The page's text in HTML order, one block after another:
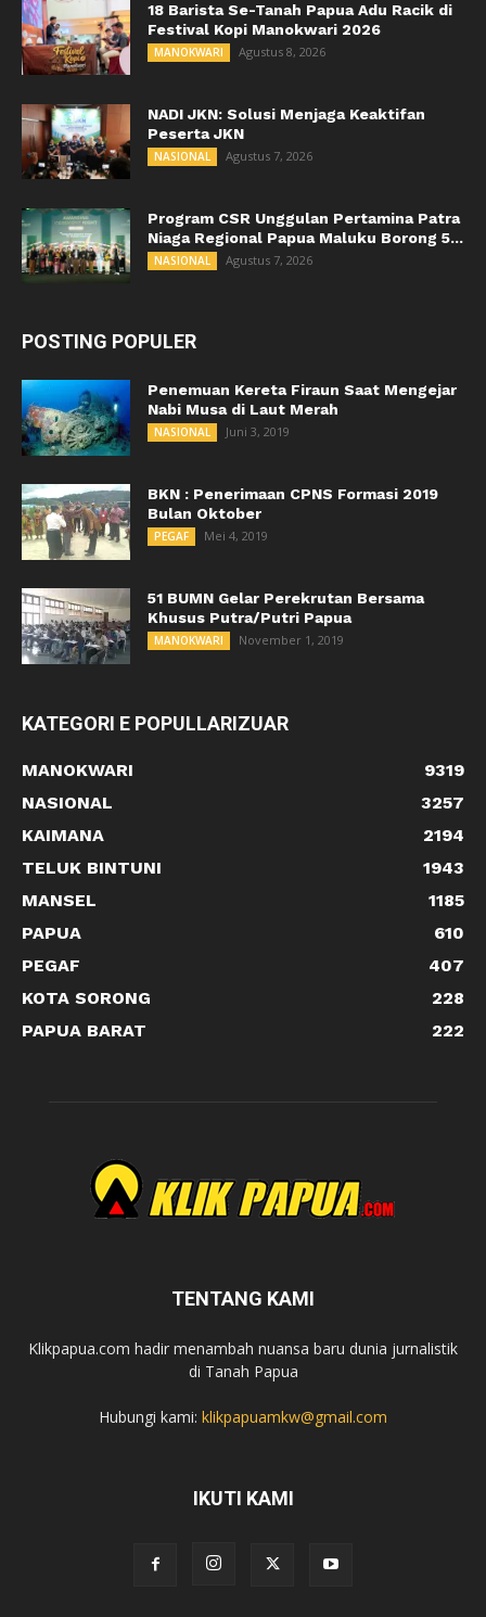
18 Barista Se-Tanah Papua Adu Racik di
Festival Kopi Manokwari 2026
MANOKWARI Agustus 8, 2026
NADI JKN: Solusi Menjaga Keaktifan
Peserta JKN
NASIONAL Agustus 7, 2026
Program CSR Unggulan Pertamina Patra
Niaga Regional Papua Maluku Borong 5...
NASIONAL Agustus 7, 2026
POSTING POPULER
Penemuan Kereta Firaun Saat Mengejar
Nabi Musa di Laut Merah
NASIONAL Juni 3, 2019
BKN : Penerimaan CPNS Formasi 2019
Bulan Oktober
PEGAF Mei 4, 2019
51 BUMN Gelar Perekrutan Bersama
Khusus Putra/Putri Papua
MANOKWARI November 1, 2019
KATEGORI E POPULLARIZUAR
MANOKWARI
9319
NASIONAL
3257
KAIMANA
2194
TELUK BINTUNI
1943
MANSEL
1185
PAPUA
610
PEGAF
407
KOTA SORONG
228
PAPUA BARAT
222
TENTANG KAMI
Klikpapua.com hadir menambah nuansa baru dunia jurnalistik
di Tanah Papua
Hubungi kami: klikpapuamkw@gmail.com
IKUTI KAMI